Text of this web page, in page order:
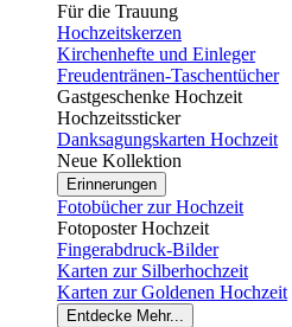
Für die Trauung
Hochzeitskerzen
Kirchenhefte und Einleger
Freudentränen-Taschentücher
Gastgeschenke Hochzeit
Hochzeitssticker
Danksagungskarten Hochzeit
Neue Kollektion
Erinnerungen
Fotobücher zur Hochzeit
Fotoposter Hochzeit
Fingerabdruck-Bilder
Karten zur Silberhochzeit
Karten zur Goldenen Hochzeit
Entdecke Mehr...